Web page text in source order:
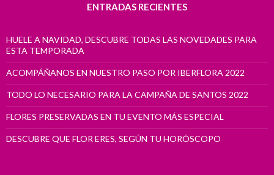
ENTRADAS RECIENTES
HUELE A NAVIDAD, DESCUBRE TODAS LAS NOVEDADES PARA
ESTA TEMPORADA
ACOMPÁÑANOS EN NUESTRO PASO POR IBERFLORA 2022
TODO LO NECESARIO PARA LA CAMPAÑA DE SANTOS 2022
FLORES PRESERVADAS EN TU EVENTO MÁS ESPECIAL
DESCUBRE QUE FLOR ERES, SEGÚN TU HORÓSCOPO